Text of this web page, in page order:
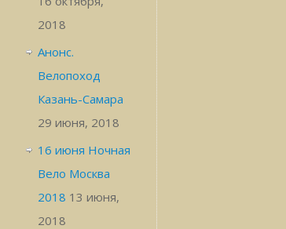
2018
Анонс.
Велопоход
Казань-Самара
29 июня, 2018
16 июня Ночная
Вело Москва
2018 13 июня,
2018